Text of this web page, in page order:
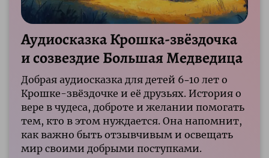
Аудиосказка Крошка-звёздочка
и созвездие Большая Медведица
Добрая аудиосказка для детей 6–10 лет о
Крошке-звёздочке и её друзьях. История о
вере в чудеса, доброте и желании помогать
тем, кто в этом нуждается. Она напомнит,
как важно быть отзывчивым и освещать
мир своими добрыми поступками.